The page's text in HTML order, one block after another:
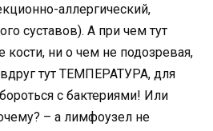
аллергический,
суставов). А при чем тут
ни о чем не подозревая,
тут ТЕМПЕРАТУРА, для
с бактериями! Или
– а лимфоузел не